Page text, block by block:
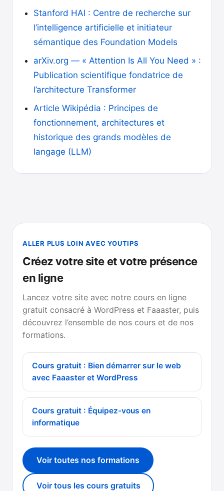
Stanford HAI : Centre de recherche sur
l’intelligence artificielle et initiateur
sémantique des Foundation Models
arXiv.org — « Attention Is All You Need » :
Publication scientifique fondatrice de
l’architecture Transformer
Article Wikipédia : Principes de
fonctionnement, architectures et
historique des grands modèles de
langage (LLM)
ALLER PLUS LOIN AVEC YOUTIPS
Créez votre site et votre présence
en ligne
Lancez votre site avec notre cours en ligne
gratuit consacré à WordPress et Faaaster, puis
découvrez l’ensemble de nos cours et de nos
formations.
Cours gratuit : Bien démarrer sur le web
avec Faaaster et WordPress
Cours gratuit : Équipez-vous en
informatique
Voir toutes nos formations
Voir tous les cours gratuits